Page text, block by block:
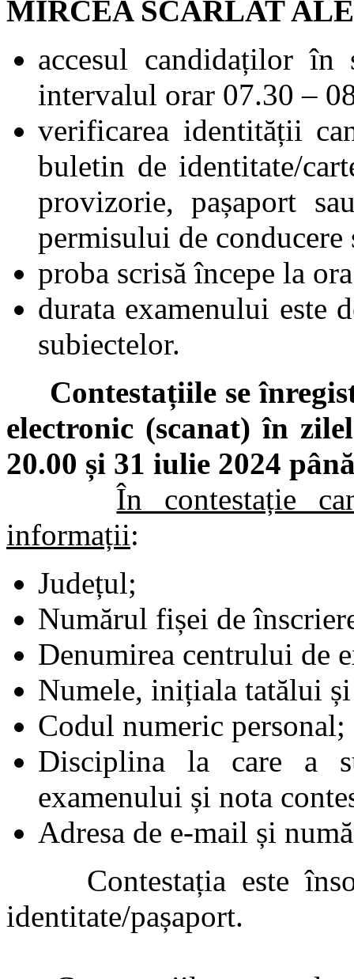
MIRCEA SCARLAT
accesul candidaților
intervalul orar 07.30 –
verificarea identității
buletin de identitate/
provizorie, pașaport
permisului de
proba scrisă începe la
durata examenului
subiectelor.
Contestațiile se
electronic (scanat) în
20.00 și 31 iulie 2024
În contestație
informații:
Județul;
Numărul fișei de
Denumirea centrului de
Numele, inițiala tatălui
Codul numeric personal;
Disciplina la care a
examenului și nota
Adresa de e-mail și
Contestația este
identitate/pașaport.